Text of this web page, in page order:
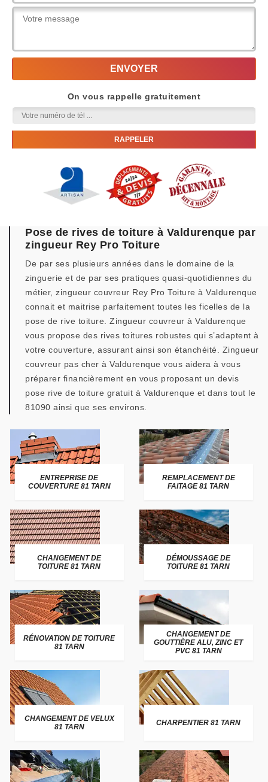
On vous rappelle gratuitement
Pose de rives de toiture à Valdurenque par
zingueur Rey Pro Toiture
De par ses plusieurs années dans le domaine de la
zinguerie et de par ses pratiques quasi-quotidiennes du
métier, zingueur couvreur Rey Pro Toiture à Valdurenque
connait et maitrise parfaitement toutes les ficelles de la
pose de rive toiture. Zingueur couvreur à Valdurenque
vous propose des rives toitures robustes qui s’adaptent à
votre couverture, assurant ainsi son étanchéité. Zingueur
couvreur pas cher à Valdurenque vous aidera à vous
préparer financièrement en vous proposant un devis
pose rive de toiture gratuit à Valdurenque et dans tout le
81090 ainsi que ses environs.
ENTREPRISE DE
COUVERTURE 81 TARN
REMPLACEMENT DE
FAITAGE 81 TARN
CHANGEMENT DE
TOITURE 81 TARN
DÉMOUSSAGE DE
TOITURE 81 TARN
RÉNOVATION DE TOITURE
81 TARN
CHANGEMENT DE
GOUTTIÈRE ALU, ZINC ET
PVC 81 TARN
CHANGEMENT DE VELUX
81 TARN
CHARPENTIER 81 TARN